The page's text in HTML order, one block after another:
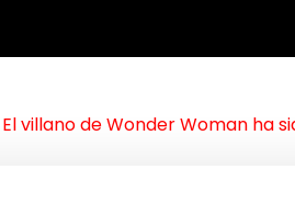
El villano de Wonder Woman ha